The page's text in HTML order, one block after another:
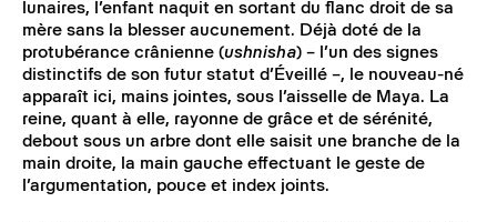
lunaires, l’enfant naquit en sortant du flanc droit de sa
mère sans la blesser aucunement. Déjà doté de la
protubérance crânienne (ushnisha) – l’un des signes
distinctifs de son futur statut d’Éveillé –, le nouveau-né
apparaît ici, mains jointes, sous l’aisselle de Maya. La
reine, quant à elle, rayonne de grâce et de sérénité,
debout sous un arbre dont elle saisit une branche de la
main droite, la main gauche effectuant le geste de
l’argumentation, pouce et index joints.